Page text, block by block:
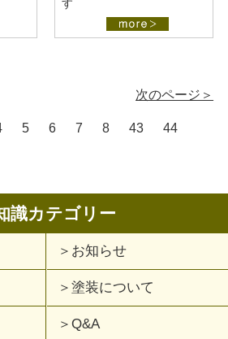
す
5 6 7 8 43 44
次のページ＞
識カテゴリー
お知らせ
塗装について
Q&A